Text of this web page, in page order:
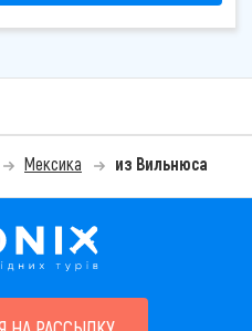
Мексика из Вильнюса